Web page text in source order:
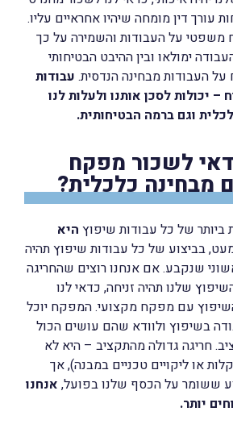
עורך דין מומחה שיהיו אחראיים עליו.
משפטי על העבודות והשמירה על כך
ימולאו ובין ההיבט הבטיחותי
העבודות מבחינה הנדסית. עבודות
יכולות לסכן אותנו ולעלות לנו
וגם ברמה הבטיחותית.
לשכור מפקח
מבחינה כלכלית?
ביותר של כל עבודות שיפוץ היא
בביצוע של כל עבודות שיפוץ תהיה
שנקבע. אם אנחנו רוצים שהחריגה
שלנו תהיה זניחה, כדאי לנו
עם מפקח מקצועי. המפקח יוכל
בשיפוץ ולוודא שהם עושים הכול
חריגה גדולה מהתקציב – היא לא
או ליקויים טכניים במבנה), אך
ששומר על הכסף שלנו בפועל, אנחנו
יותר.